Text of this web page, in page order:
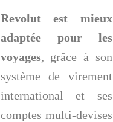
Revolut est mieux
adaptée pour les
voyages, grâce à son
système de virement
international et ses
comptes multi-devises